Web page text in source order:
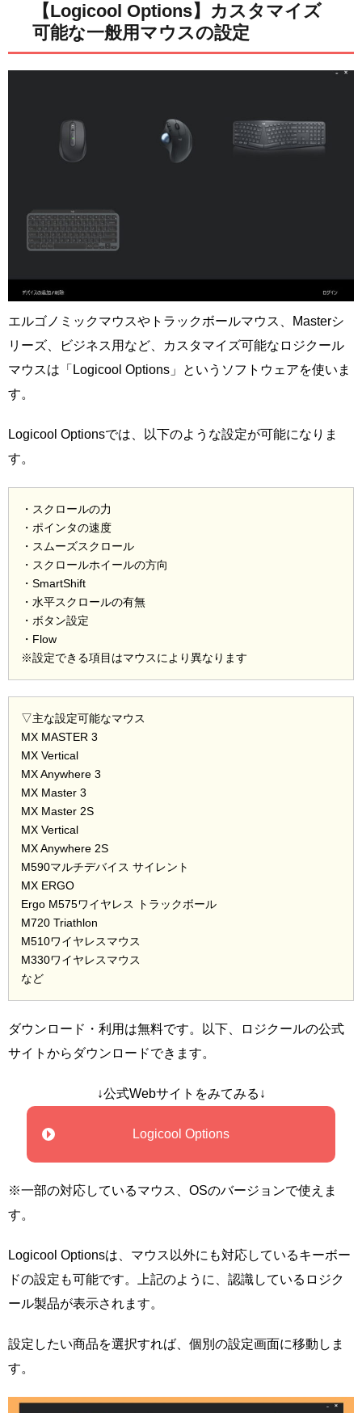
【Logicool Options】カスタマイズ
可能な一般用マウスの設定
エルゴノミックマウスやトラックボールマウス、Masterシ
リーズ、ビジネス用など、カスタマイズ可能なロジクール
マウスは「Logicool Options」というソフトウェアを使いま
す。
Logicool Optionsでは、以下のような設定が可能になりま
す。
・スクロールの力
・ポインタの速度
・スムーズスクロール
・スクロールホイールの方向
・SmartShift
・水平スクロールの有無
・ボタン設定
・Flow
※設定できる項目はマウスにより異なります
▽主な設定可能なマウス
MX MASTER 3
MX Vertical
MX Anywhere 3
MX Master 3
MX Master 2S
MX Vertical
MX Anywhere 2S
M590マルチデバイス サイレント
MX ERGO
Ergo M575ワイヤレス トラックボール
M720 Triathlon
M510ワイヤレスマウス
M330ワイヤレスマウス
など
ダウンロード・利用は無料です。以下、ロジクールの公式
サイトからダウンロードできます。
↓公式Webサイトをみてみる↓
Logicool Options
※一部の対応しているマウス、OSのバージョンで使えま
す。
Logicool Optionsは、マウス以外にも対応しているキーボー
ドの設定も可能です。上記のように、認識しているロジク
ール製品が表示されます。
設定したい商品を選択すれば、個別の設定画面に移動しま
す。